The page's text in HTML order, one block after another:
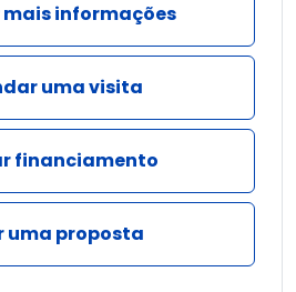
informações
uma visita
financiamento
uma proposta